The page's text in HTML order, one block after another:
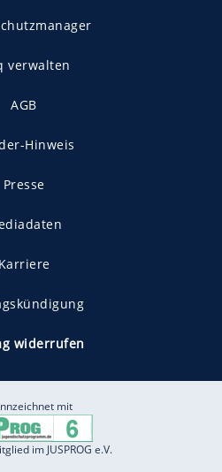
verwalten
AGB
Hinweis
Presse
Karriere
widerrufen
mit
im JUSPROG e.V.